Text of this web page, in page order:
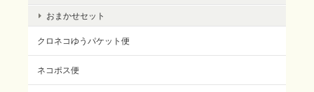
おまかせセット
クロネコゆうパケット便
ネコポス便